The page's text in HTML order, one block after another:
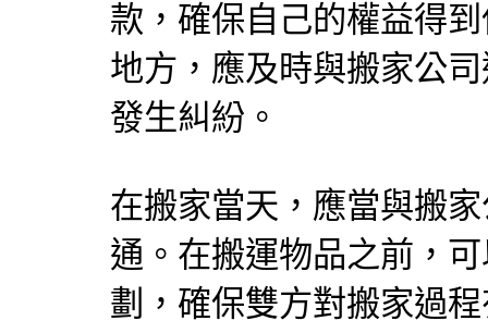
款，確保自己的權益得
地方，應及時與搬家公
發生糾紛。
在搬家當天，應當與搬
通。在搬運物品之前，
劃，確保雙方對搬家過